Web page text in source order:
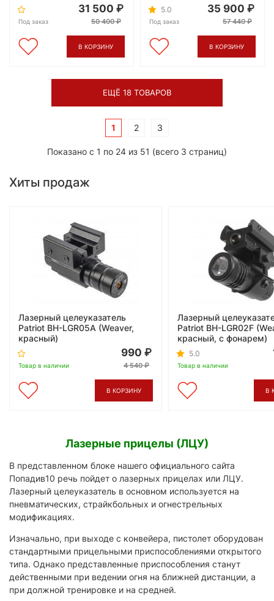
Под заказ
31 500
50 400
В КОРЗИНУ
5.0
Под заказ
35 900
57 440
В КОРЗИНУ
ЕЩЁ 18 ТОВАРОВ
1 2 3
Показано с 1 по 24 из 51 (всего 3 страниц)
Хиты продаж
Лазерный целеуказатель
Patriot BH-LGR05A (Weaver,
красный)
Товар в наличии
990
4 540
В КОРЗИНУ
Лазерный
Patriot BH-LGR02F
красный, с фонарем)
5.0
Товар в наличии
В
Лазерные прицелы (ЛЦУ)
В представленном блоке нашего официального сайта
Попадив10 речь пойдет о лазерных прицелах или ЛЦУ.
Лазерный целеуказатель в основном используется на
пневматических, страйкбольных и огнестрельных
модификациях.
Изначально, при выходе с конвейера, пистолет оборудован
стандартными прицельными приспособлениями открытого
типа. Однако представленные приспособления станут
действенными при ведении огня на ближней дистанции, а
при должной тренировке и на средней.